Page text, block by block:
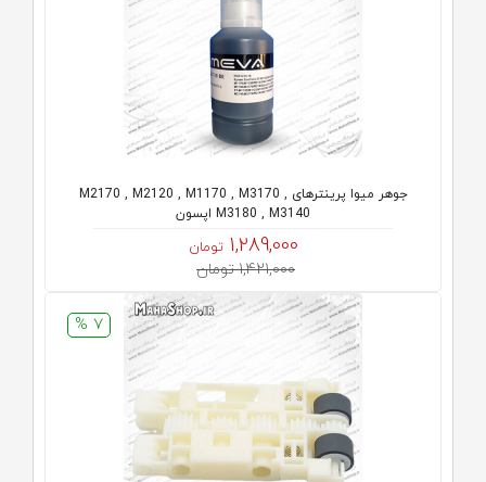
جوهر میوا پرینترهای M2170 , M2120 , M1170 , M3170 ,
M3180 , M3140 اپسون
1,289,000 تومان
1,421,000 تومان
7 %